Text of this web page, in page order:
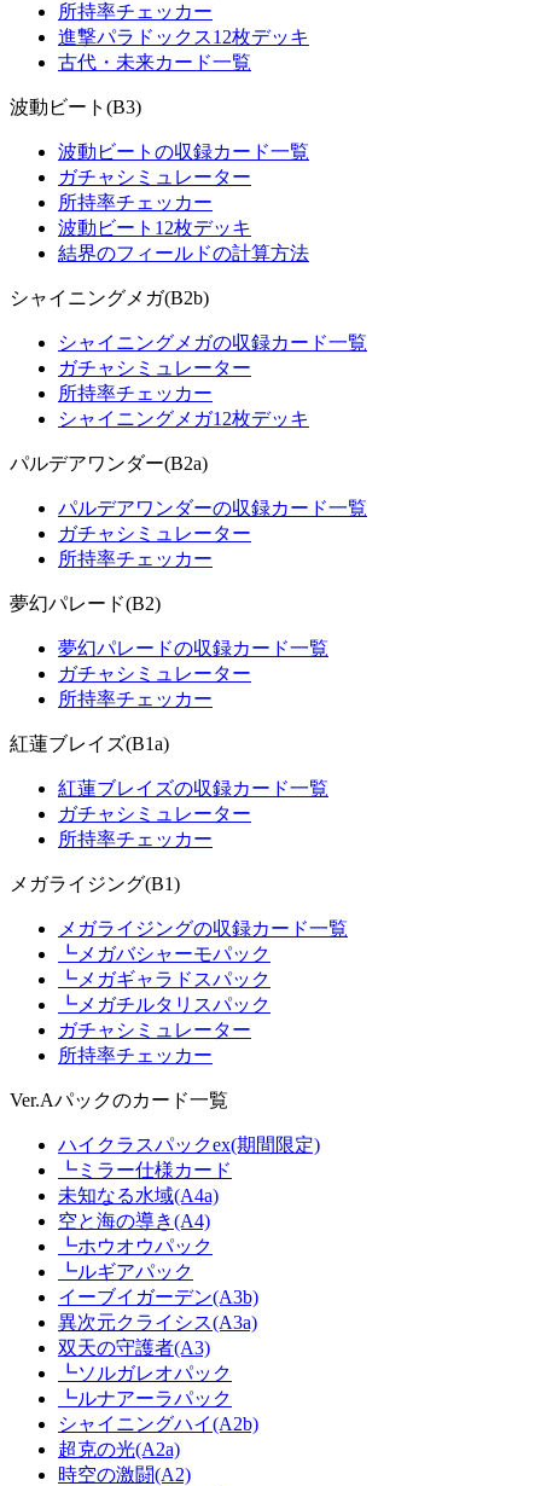
所持率チェッカー
進撃パラドックス12枚デッキ
古代・未来カード一覧
波動ビート(B3)
波動ビートの収録カード一覧
ガチャシミュレーター
所持率チェッカー
波動ビート12枚デッキ
結界のフィールドの計算方法
シャイニングメガ(B2b)
シャイニングメガの収録カード一覧
ガチャシミュレーター
所持率チェッカー
シャイニングメガ12枚デッキ
パルデアワンダー(B2a)
パルデアワンダーの収録カード一覧
ガチャシミュレーター
所持率チェッカー
夢幻パレード(B2)
夢幻パレードの収録カード一覧
ガチャシミュレーター
所持率チェッカー
紅蓮ブレイズ(B1a)
紅蓮ブレイズの収録カード一覧
ガチャシミュレーター
所持率チェッカー
メガライジング(B1)
メガライジングの収録カード一覧
┗メガバシャーモパック
┗メガギャラドスパック
┗メガチルタリスパック
ガチャシミュレーター
所持率チェッカー
Ver.Aパックのカード一覧
ハイクラスパックex(期間限定)
┗ミラー仕様カード
未知なる水域(A4a)
空と海の導き(A4)
┗ホウオウパック
┗ルギアパック
イーブイガーデン(A3b)
異次元クライシス(A3a)
双天の守護者(A3)
┗ソルガレオパック
┗ルナアーラパック
シャイニングハイ(A2b)
超克の光(A2a)
時空の激闘(A2)